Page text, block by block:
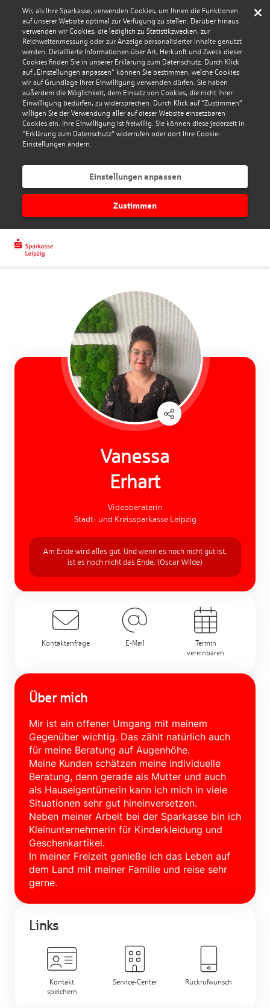
Wir, als Ihre Sparkasse, verwenden Cookies, um Ihnen die Funktionen
auf unserer Website optimal zur Verfügung zu stellen. Darüber hinaus
verwenden wir Cookies, die lediglich zu Statistikzwecken, zur
Reichweitenmessung oder zur Anzeige personalisierter Inhalte genutzt
werden. Detaillierte Informationen über Art, Herkunft und Zweck dieser
Cookies finden Sie in unserer Erklärung zum Datenschutz. Durch Klick
auf „Einstellungen anpassen“ können Sie bestimmen, welche Cookies
wir auf Grundlage Ihrer Einwilligung verwenden dürfen. Sie haben
außerdem die Möglichkeit, dem Einsatz von Cookies, die nicht Ihrer
Einwilligung bedürfen, zu widersprechen. Durch Klick auf “Zustimmen“
willigen Sie der Verwendung aller auf dieser Website einsetzbaren
Cookies ein. Ihre Einwilligung ist freiwillig. Sie können diese jederzeit in
"Erklärung zum Datenschutz" widerrufen oder dort Ihre Cookie-
Einstellungen ändern.
Einstellungen anpassen
Zustimmen
Vanessa
Erhart
Videoberaterin
Stadt- und Kreissparkasse Leipzig
Am Ende wird alles gut. Und wenn es noch nicht gut ist,
ist es noch nicht das Ende. (Oscar Wilde)
Kontaktanfrage E-Mail
Termin
vereinbaren
Über mich
Mir ist ein offener Umgang mit meinem
Gegenüber wichtig. Das zählt natürlich auch
für meine Beratung auf Augenhöhe.
Meine Kunden schätzen meine individuelle
Beratung, denn gerade als Mutter und auch
als Hauseigentümerin kann ich mich in viele
Situationen sehr gut hineinversetzen.
Neben meiner Arbeit bei der Sparkasse bin ich
Kleinunternehmerin für Kinderkleidung und
Geschenkartikel.
In meiner Freizeit genieße ich das Leben auf
dem Land mit meiner Familie und reise sehr
gerne.
Links
Kontakt
speichern
Service-Center Rückrufwunsch